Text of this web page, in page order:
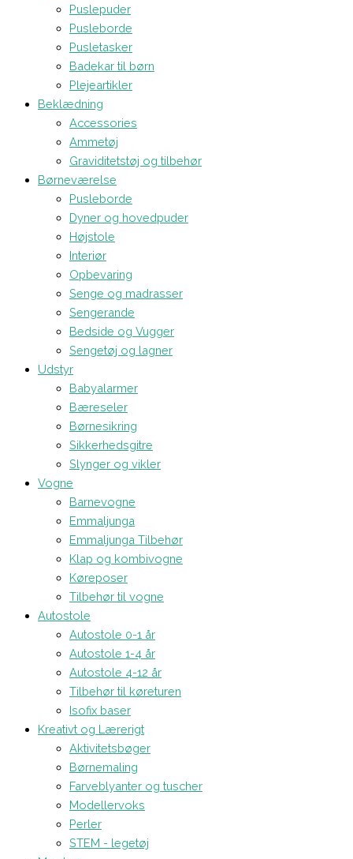
Puslepuder
Pusleborde
Pusletasker
Badekar til børn
Plejeartikler
Beklædning
Accessories
Ammetøj
Graviditetstøj og tilbehør
Børneværelse
Pusleborde
Dyner og hovedpuder
Højstole
Interiør
Opbevaring
Senge og madrasser
Sengerande
Bedside og Vugger
Sengetøj og lagner
Udstyr
Babyalarmer
Bæreseler
Børnesikring
Sikkerhedsgitre
Slynger og vikler
Vogne
Barnevogne
Emmaljunga
Emmaljunga Tilbehør
Klap og kombivogne
Køreposer
Tilbehør til vogne
Autostole
Autostole 0-1 år
Autostole 1-4 år
Autostole 4-12 år
Tilbehør til køreturen
Isofix baser
Kreativt og Lærerigt
Aktivitetsbøger
Børnemaling
Farveblyanter og tuscher
Modellervoks
Perler
STEM - legetøj